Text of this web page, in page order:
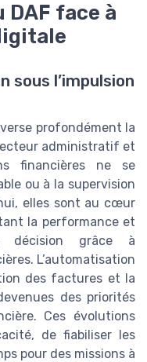
DAF face à
sous l’impulsion
profondément la
administratif et
financières ne se
ou à la supervision
elles sont au cœur
la performance et
décision grâce à
L’automatisation
des factures et la
des priorités
Ces évolutions
de fiabiliser les
pour des missions à